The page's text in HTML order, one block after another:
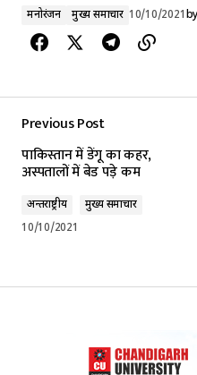
मनोरंजन मुख्य समाचार 10/10/2021by
Previous Post
पाकिस्तान में डेंगू का कहर,
अस्पतालों में बेड पड़े कम
अन्तर्राष्ट्रीय
मुख्य समाचार
10/10/2021